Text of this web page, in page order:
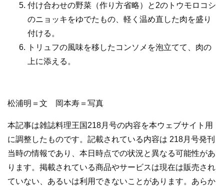
付け合わせの野菜（作り方省略）と2のトウモロコシ
のニョッキをゆでたもの、軽く温め直した肉を盛り
付ける。
トリュフの風味を移したコンソメを泡立てて、肉の
上に添える。
松浦明＝文 岡本寿＝写真
本記事は雑誌料理王国218月号の内容を本ウェブサイト用
に調整したものです。記載されている内容は 218月号発刊
当時の情報であり、本日時点での状況と異なる可能性があ
ります。掲載されている商品やサービスは現在は販売され
ていない、あるいは利用できないことがあります。あらか